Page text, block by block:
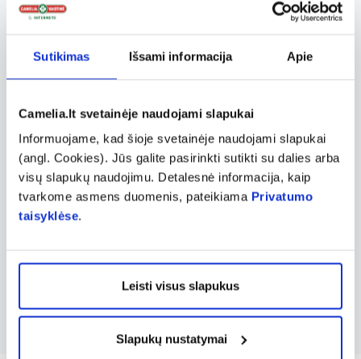
Sutikimas Išsami informacija Apie
Camelia.lt svetainėje naudojami slapukai
Informuojame, kad šioje svetainėje naudojami slapukai
(angl. Cookies). Jūs galite pasirinkti sutikti su dalies arba
visų slapukų naudojimu. Detalesnė informacija, kaip
tvarkome asmens duomenis, pateikiama Privatumo
taisyklėse.
Leisti visus slapukus
Slapukų nustatymai
pabrėžia natūralių ingredientų naudojimą
produktuose, tokių kaip bičių pienelis,
Reishi, Shiitake grybų ekstraktai, kurie žinomi
prekių ženklo produkcijoje imuninės
sistemos veiklą padeda palaikyti tokie
ingredientai kaip vitaminas C, B6.
Asortimente rasite kapsules, IMUNITAL
SHOTS maisto papildus, kurių sudėtyje
padeda palaikyti normalią imuninės sistemos